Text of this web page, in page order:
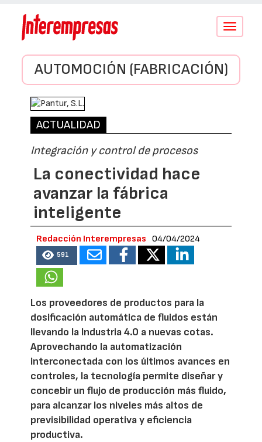
Conmutar
AUTOMOCIÓN (FABRICACIÓN)
ACTUALIDAD
Integración y control de procesos
La conectividad hace
avanzar la fábrica
inteligente
Redacción Interempresas 04/04/2024
591
Los proveedores de productos para la
dosificación automática de fluidos están
llevando la Industria 4.0 a nuevas cotas.
Aprovechando la automatización
interconectada con los últimos avances en
controles, la tecnología permite diseñar y
concebir un flujo de producción más fluido,
para alcanzar los niveles más altos de
previsibilidad operativa y eficiencia
productiva.